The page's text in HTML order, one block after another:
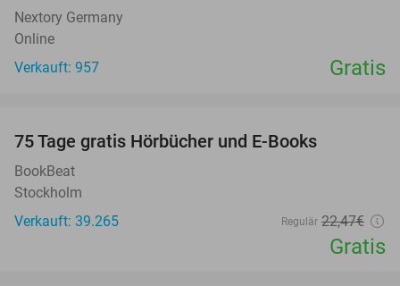
Nextory Germany
Online
Verkauft: 957
Gratis
75 Tage gratis Hörbücher und E-Books
BookBeat
Stockholm
Verkauft: 39.265
Regulär 22,47€
Gratis